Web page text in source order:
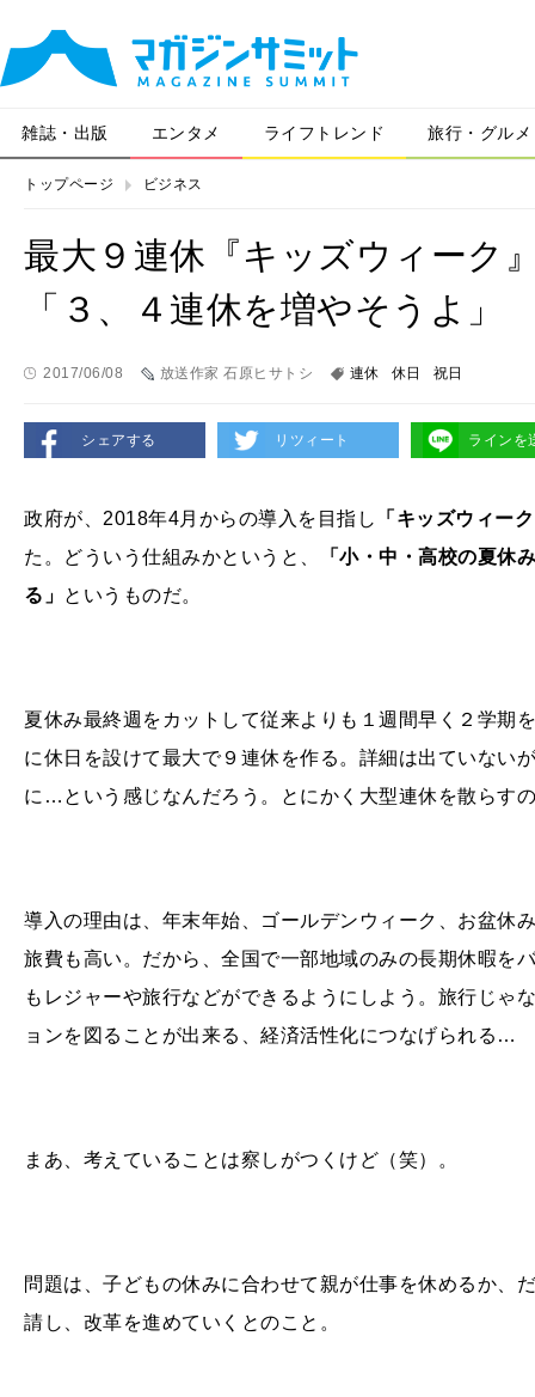
雑誌・出版 エンタメ ライフトレンド 旅行・グルメ
トップページ ビジネス
最大９連休『キッズウィーク
「３、４連休を増やそうよ」
2017/06/08 放送作家 石原ヒサトシ 連休 休日 祝日
シェアする リツィート ラインを
政府が、 2018年4月からの導入を目指し
「キッズウィー
た。どういう仕組みかというと、
「小・中・高校の夏休
る」 というものだ。
夏休み最終週をカットして従来よりも１週間早く２学期
に休日を設けて最大で９連休を作る。詳細は出ていない
に…という感じなんだろう。とにかく大型連休を散らす
導入の理由は、年末年始、ゴールデンウィーク、お盆休
旅費も高い。だから、全国で一部地域のみの長期休暇を
もレジャーや旅行などができるようにしよう。旅行じゃ
ョンを図ることが出来る、経済活性化につなげられる…
まあ、考えていることは察しがつくけど（笑）。
問題は、子どもの休みに合わせて親が仕事を休めるか、
請し、改革を進めていくとのこと。